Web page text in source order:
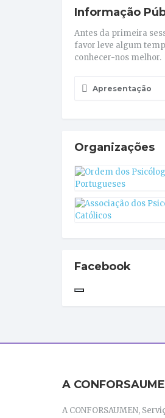
Informação
Antes da primeira
favor leve algum
conhecer-nos melhor.
Apresentação
Organizações
Facebook
A
A CONFORSAUMEN,